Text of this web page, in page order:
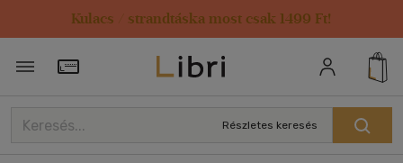
Kulacs / strandtáska most csak 1499 Ft!
Törzsvásárlói Kártya adatai
Részletes keresés
Rendezés
Kiadás éve szerint csökkenő